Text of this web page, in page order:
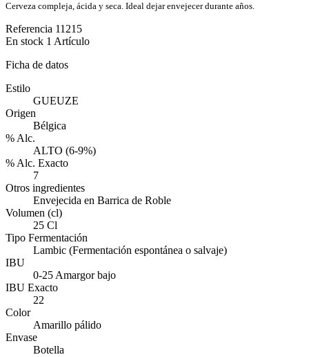
Cerveza compleja, ácida y seca. Ideal dejar envejecer durante años.
Referencia 11215
En stock 1 Artículo
Ficha de datos
Estilo
GUEUZE
Origen
Bélgica
% Alc.
ALTO (6-9%)
% Alc. Exacto
7
Otros ingredientes
Envejecida en Barrica de Roble
Volumen (cl)
25 Cl
Tipo Fermentación
Lambic (Fermentación espontánea o salvaje)
IBU
0-25 Amargor bajo
IBU Exacto
22
Color
Amarillo pálido
Envase
Botella